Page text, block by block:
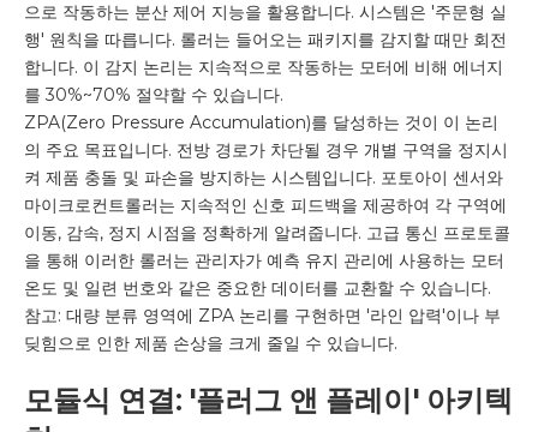
으로 작동하는 분산 제어 지능을 활용합니다. 시스템은 '주문형 실
행' 원칙을 따릅니다. 롤러는 들어오는 패키지를 감지할 때만 회전
합니다. 이 감지 논리는 지속적으로 작동하는 모터에 비해 에너지
를 30%~70% 절약할 수 있습니다.
ZPA(Zero Pressure Accumulation)를 달성하는 것이 이 논리
의 주요 목표입니다. 전방 경로가 차단될 경우 개별 구역을 정지시
켜 제품 충돌 및 파손을 방지하는 시스템입니다. 포토아이 센서와
마이크로컨트롤러는 지속적인 신호 피드백을 제공하여 각 구역에
이동, 감속, 정지 시점을 정확하게 알려줍니다. 고급 통신 프로토콜
을 통해 이러한 롤러는 관리자가 예측 유지 관리에 사용하는 모터
온도 및 일련 번호와 같은 중요한 데이터를 교환할 수 있습니다.
참고: 대량 분류 영역에 ZPA 논리를 구현하면 '라인 압력'이나 부
딪힘으로 인한 제품 손상을 크게 줄일 수 있습니다.
모듈식 연결: '플러그 앤 플레이' 아키텍